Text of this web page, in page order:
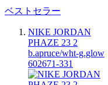
ベストセラー
NIKE JORDAN
PHAZE 23 2
b.apruce/wht-g.glow
602671-331